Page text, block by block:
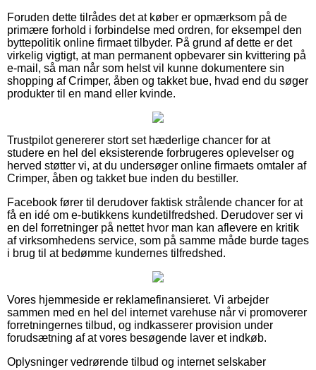
Foruden dette tilrådes det at køber er opmærksom på de
primære forhold i forbindelse med ordren, for eksempel den
byttepolitik online firmaet tilbyder. På grund af dette er det
virkelig vigtigt, at man permanent opbevarer sin kvittering på
e-mail, så man når som helst vil kunne dokumentere sin
shopping af Crimper, åben og takket bue, hvad end du søger
produkter til en mand eller kvinde.
Trustpilot genererer stort set hæderlige chancer for at
studere en hel del eksisterende forbrugeres oplevelser og
herved støtter vi, at du undersøger online firmaets omtaler af
Crimper, åben og takket bue inden du bestiller.
Facebook fører til derudover faktisk strålende chancer for at
få en idé om e-butikkens kundetilfredshed. Derudover ser vi
en del forretninger på nettet hvor man kan aflevere en kritik
af virksomhedens service, som på samme måde burde tages
i brug til at bedømme kundernes tilfredshed.
Vores hjemmeside er reklamefinansieret. Vi arbejder
sammen med en hel del internet varehuse når vi promoverer
forretningernes tilbud, og indkasserer provision under
forudsætning af at vores besøgende laver et indkøb.
Oplysninger vedrørende tilbud og internet selskaber